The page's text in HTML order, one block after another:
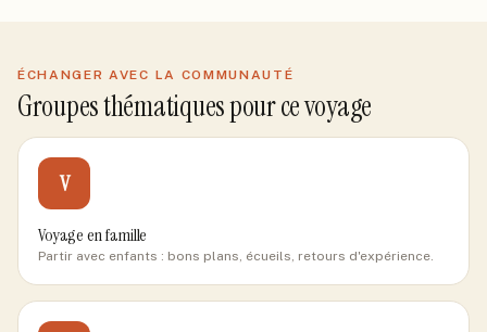
ÉCHANGER AVEC LA COMMUNAUTÉ
Groupes thématiques pour ce voyage
V
Voyage en famille
Partir avec enfants : bons plans, écueils, retours d'expérience.